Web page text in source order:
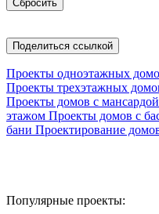
Поделиться ссылкой
Проекты одноэтажных
Проекты трехэтажных
Проекты домов с мансардой
этажом Проекты домов с
бани Проектирование
Популярные проекты: